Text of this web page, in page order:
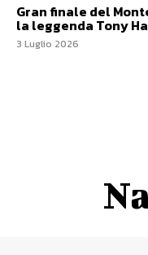
Gran finale del
la leggenda Tony
3 Luglio 2026